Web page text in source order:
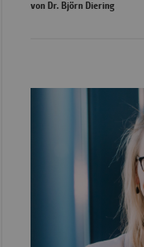
von Dr. Björn Diering